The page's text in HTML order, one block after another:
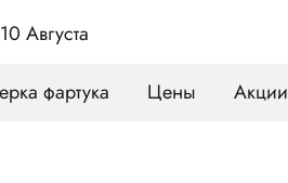
Августа
фартука Цены Акции